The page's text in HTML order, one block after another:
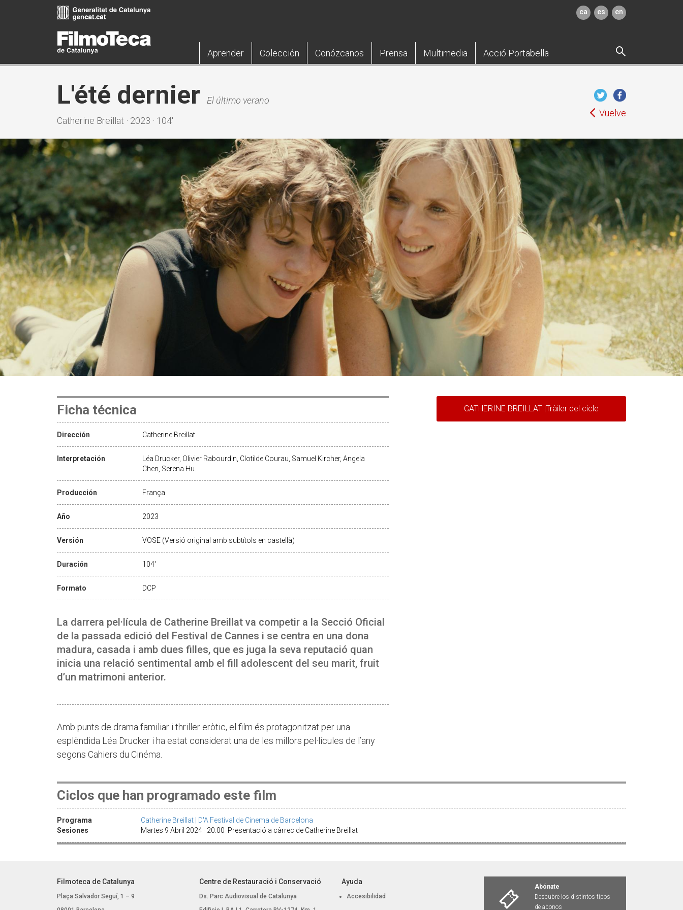
ca es en
Aprender Colección Conózcanos Prensa Multimedia Acció Portabella
L'été dernier
El último verano
Catherine Breillat · 2023 · 104'
Vuelve
Ficha técnica
Dirección Catherine Breillat
Interpretación
Léa Drucker, Olivier Rabourdin, Clotilde Courau, Samuel Kircher, Angela
Chen, Serena Hu.
Producción França
Año 2023
Versión VOSE (Versió original amb subtítols en castellà)
Duración 104'
Formato DCP
La darrera pel·lícula de Catherine Breillat va competir a la Secció Oficial
de la passada edició del Festival de Cannes i se centra en una dona
madura, casada i amb dues filles, que es juga la seva reputació quan
inicia una relació sentimental amb el fill adolescent del seu marit, fruit
d’un matrimoni anterior.
Amb punts de drama familiar i thriller eròtic, el film és protagonitzat per una
esplèndida Léa Drucker i ha estat considerat una de les millors pel·lícules de l’any
segons Cahiers du Cinéma.
CATHERINE BREILLAT |Tràiler del cicle
Ciclos que han programado este film
Programa
Catherine Breillat | D'A Festival de Cinema de Barcelona
Sesiones
Martes 9 Abril 2024 · 20:00 Presentació a càrrec de Catherine Breillat
Filmoteca de Catalunya
Plaça Salvador Seguí, 1 – 9
Centre de Restauració i Conservació
Ds. Parc Audiovisual de Catalunya
Ayuda
Accesibilidad
Abónate
Descubre los distintos tipos
de abonos